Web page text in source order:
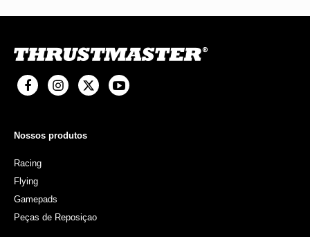
Nossos produtos
Racing
Flying
Gamepads
Peças de Reposiçao